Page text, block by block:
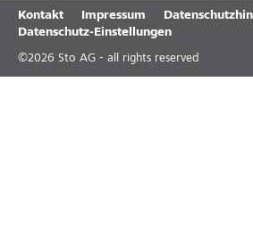
Kontakt Impressum
Datenschutz-Einstellungen
©2026 Sto AG - all rights reserved